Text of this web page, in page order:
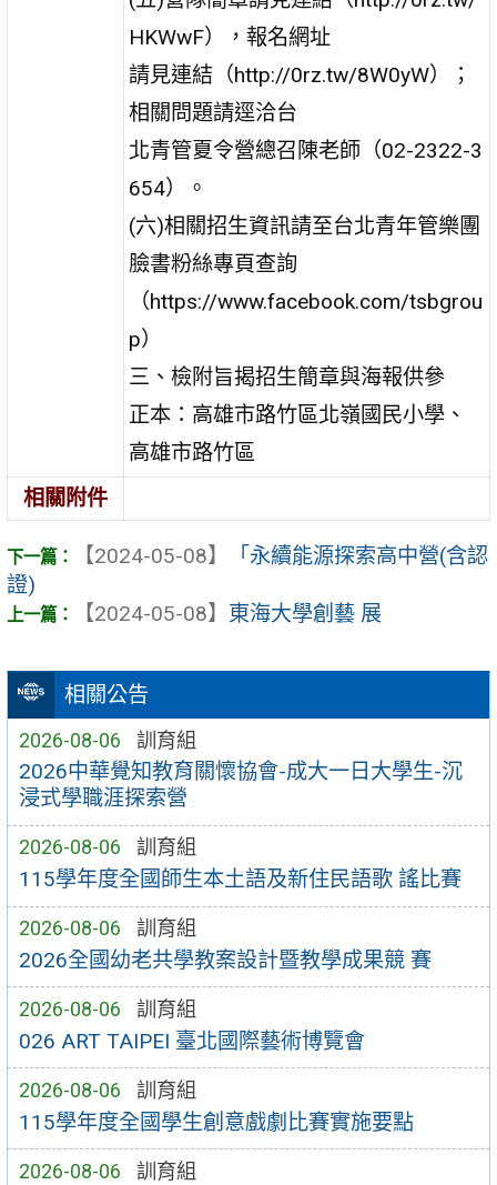
相關公告
2026-08-06 訓育組
2026中華覺知教育關懷協會-成大一日大學生-沉
浸式學職涯探索營
2026-08-06 訓育組
115學年度全國師生本土語及新住民語歌 謠比賽
2026-08-06 訓育組
2026全國幼老共學教案設計暨教學成果競 賽
2026-08-06 訓育組
026 ART TAIPEI 臺北國際藝術博覽會
2026-08-06 訓育組
115學年度全國學生創意戲劇比賽實施要點
2026-08-06 訓育組
HKWwF），報名網址
請見連結（http://0rz.tw/8W0yW）；
相關問題請逕洽台
北青管夏令營總召陳老師（02-2322-3
654）。
(六)相關招生資訊請至台北青年管樂團
臉書粉絲專頁查詢
（https://www.facebook.com/tsbgrou
p）
三、檢附旨揭招生簡章與海報供參
正本：高雄市路竹區北嶺國民小學、
高雄市路竹區
相關附件
【2024-05-08】
「永續能源探索高中營(含認
證)
【2024-05-08】 東海大學創藝 展